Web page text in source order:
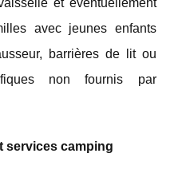
et éventuellement
avec jeunes enfants
barrières de lit ou
non fournis par
services camping